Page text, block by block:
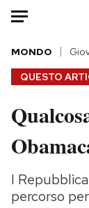
HOME
Italia
Politica
Internet
QUESTO
MONDO
I
percorso